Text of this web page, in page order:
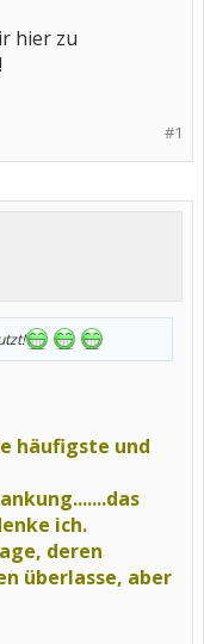
hier zu
#1
häufigste und
ich.
deren
überlasse, aber